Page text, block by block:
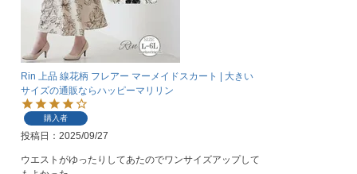
Rin 上品 線花柄 フレアー マーメイドスカート | 大きい
サイズの通販ならハッピーマリリン
購入者
投稿日 2025/09/27
ウエストがゆったりしてあたのでワンサイズアップして